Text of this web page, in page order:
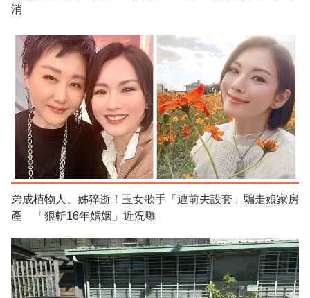
消
弟成植物人、姊猝逝！玉女歌手「遭前夫設套」騙走娘家房
產 「狠斬16年婚姻」近況曝